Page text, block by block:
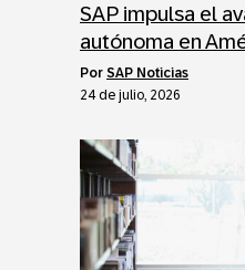
SAP impulsa el
autónoma en
por SAP Noticias
24 de julio, 2026